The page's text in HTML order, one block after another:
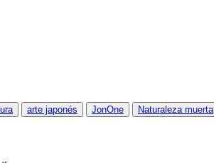
arte japonés JonOne Naturaleza muerta